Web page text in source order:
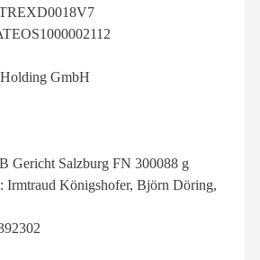
GmbH
Gericht Salzburg FN 300088 g
Irmtraud Königshofer, Björn Döring,